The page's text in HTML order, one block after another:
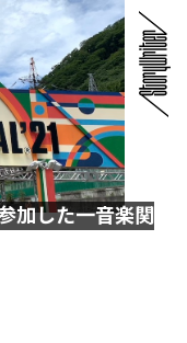
加した一音楽関